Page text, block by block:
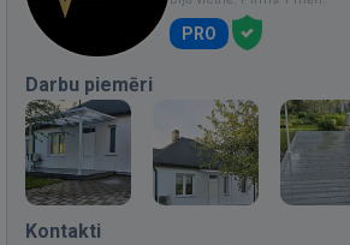
PRO
Darbu piemēri
Kontakti